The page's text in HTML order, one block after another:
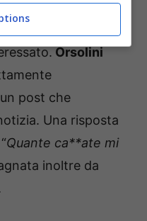
non era passata
Orsolini
post che
Una risposta
Quante ca**ate mi
inoltre da